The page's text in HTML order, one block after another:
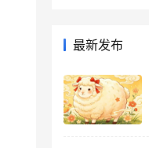
最新发布